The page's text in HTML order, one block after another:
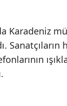
Karadeniz